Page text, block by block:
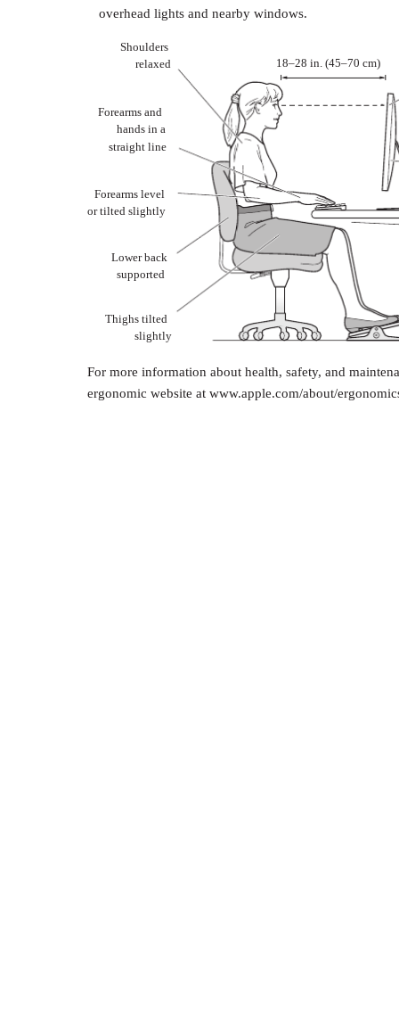
overhead lights and nearby windows.
Thighs tilted
slightly
Shoulders
relaxed
Forearms and
hands in a
straight line
Forearms level
or tilted slightly
Lower back
supported
18–28 in. (45–70 cm)
For more information about health, safety, and
ergonomic website at www.apple.com/about/